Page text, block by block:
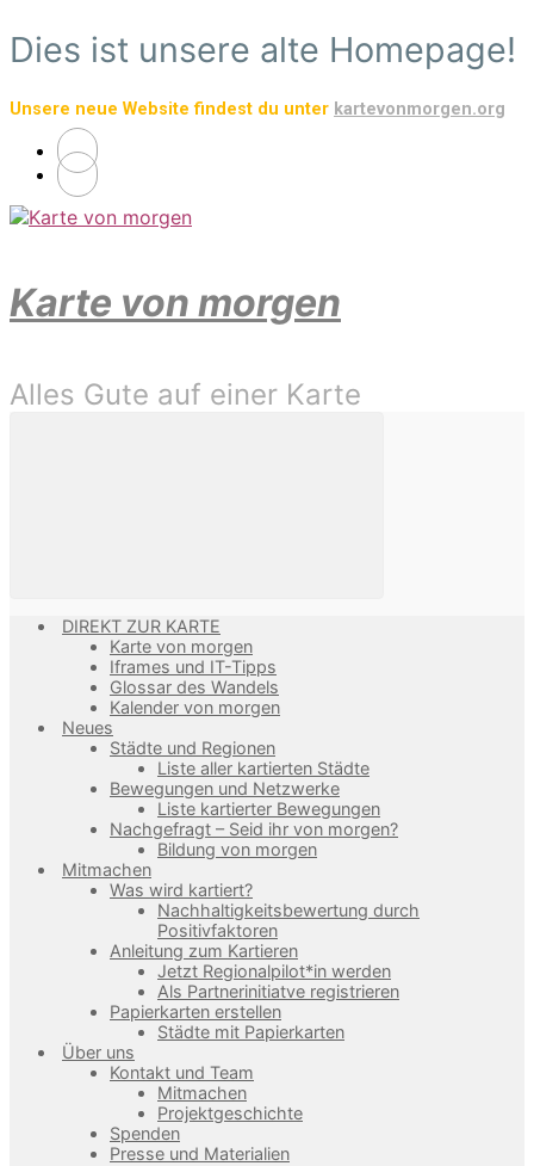
Zum
Hauptinhalt
Dies ist unsere alte Homepage!
Unsere neue Website findest du unter kartevonmorgen.org
Karte von morgen
Alles Gute auf einer Karte
DIREKT ZUR KARTE
Karte von morgen
Iframes und IT-Tipps
Glossar des Wandels
Kalender von morgen
Neues
Städte und Regionen
Liste aller kartierten Städte
Bewegungen und Netzwerke
Liste kartierter Bewegungen
Nachgefragt – Seid ihr von morgen?
Bildung von morgen
Mitmachen
Was wird kartiert?
Nachhaltigkeitsbewertung durch
Positivfaktoren
Anleitung zum Kartieren
Jetzt Regionalpilot*in werden
Als Partnerinitiatve registrieren
Papierkarten erstellen
Städte mit Papierkarten
Über uns
Kontakt und Team
Mitmachen
Projektgeschichte
Spenden
Presse und Materialien